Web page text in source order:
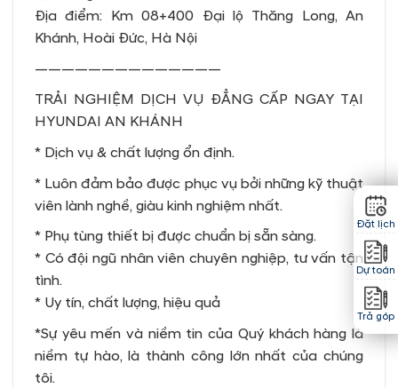
Địa điểm: Km 08+400 Đại lộ Thăng Long, An
Khánh, Hoài Đức, Hà Nội
——————————————
TRẢI NGHIỆM DỊCH VỤ ĐẲNG CẤP NGAY TẠI
HYUNDAI AN KHÁNH
* Dịch vụ & chất lượng ổn định.
* Luôn đảm bảo được phục vụ bởi những kỹ thuật
viên lành nghề, giàu kinh nghiệm nhất.
* Phụ tùng thiết bị được chuẩn bị sẵn sàng.
* Có đội ngũ nhân viên chuyên nghiệp, tư vấn tận
tình.
* Uy tín, chất lượng, hiệu quả
*Sự yêu mến và niềm tin của Quý khách hàng là
niềm tự hào, là thành công lớn nhất của chúng
tôi.
Đặt lịch
Dự toán
Trả góp